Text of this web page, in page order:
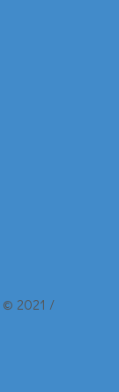
© 2021 /